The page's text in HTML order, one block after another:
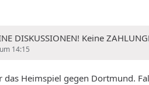
DISKUSSIONEN! Keine
14:15
das Heimspiel gegen Dortmund.